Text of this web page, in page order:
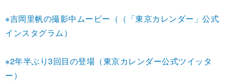
※吉岡里帆の撮影中ムービー（（「東京カレンダー」公式
インスタグラム）
※2年半ぶり3回目の登場（東京カレンダー公式ツイッタ
ー）